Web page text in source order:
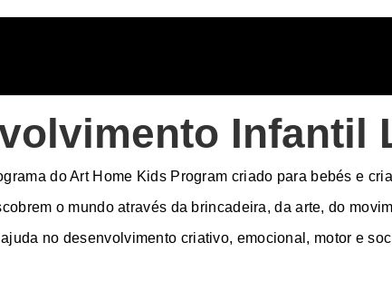
Infantil
do Art Home Kids Program criado para bebés e
o mundo através da brincadeira, da arte, do
no desenvolvimento criativo, emocional, motor e